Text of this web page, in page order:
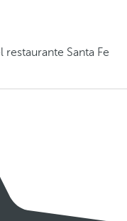
Santa Fe